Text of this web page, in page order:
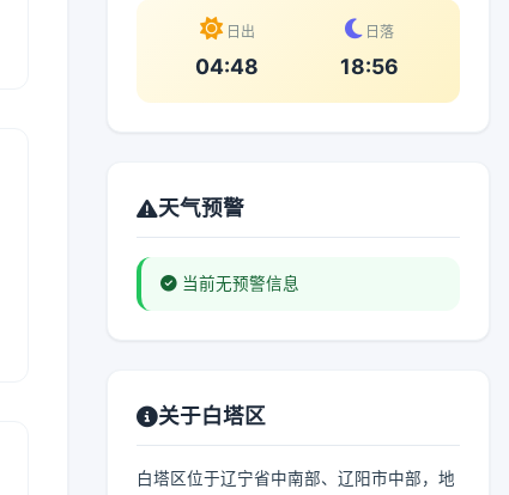
日出
04:48
日落
18:56
天气预警
当前无预警信息
关于白塔区
白塔区位于辽宁省中南部、辽阳市中部，地